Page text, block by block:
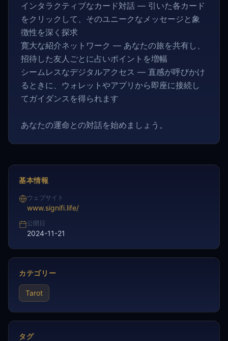
インタラクティブなカード対話 — 引いた各カード
をクリックして、そのユニークなメッセージと象
徴性を深く探求
寛大な紹介ネットワーク — あなたの旅を共有し、
招待した友人ごとに占いポイントを増幅
シームレスなデジタルアクセス — 直感が呼びかけ
るときに、ウォレットやアプリから即座に接続し
てガイダンスを得られます
あなたの運命との対話を始めましょう。
基本情報
ウェブサイト
www.signifi.life/
公開日
2024-11-21
カテゴリー
Tarot
タグ